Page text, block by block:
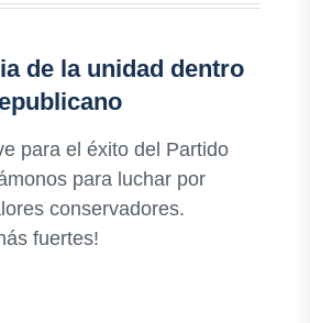
de la unidad dentro
para el éxito del Partido
para luchar por
conservadores.
fuertes!